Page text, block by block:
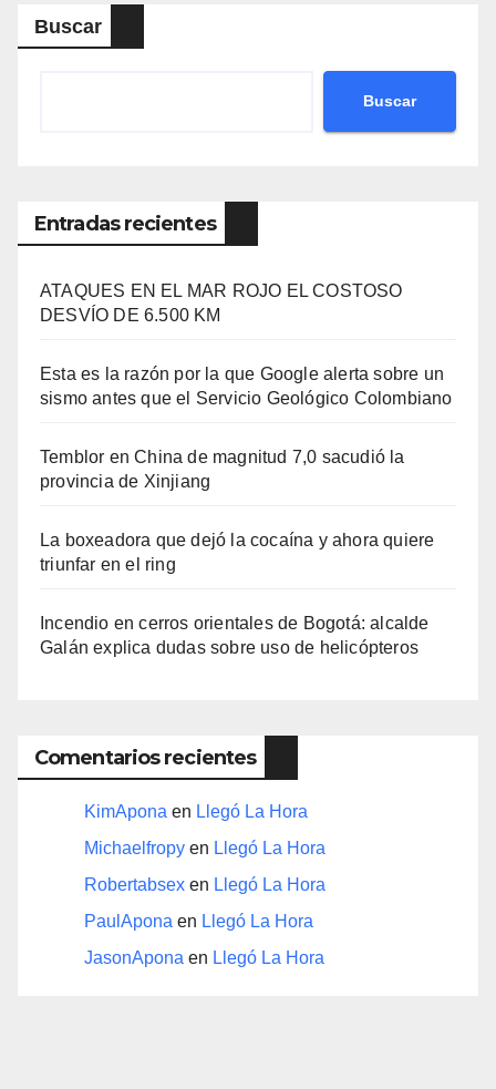
Buscar
Buscar
Entradas recientes
ATAQUES EN EL MAR ROJO EL COSTOSO
DESVÍO DE 6.500 KM
Esta es la razón por la que Google alerta sobre un
sismo antes que el Servicio Geológico Colombiano
Temblor en China de magnitud 7,0 sacudió la
provincia de Xinjiang
La boxeadora que dejó la cocaína y ahora quiere
triunfar en el ring​
Incendio en cerros orientales de Bogotá: alcalde
Galán explica dudas sobre uso de helicópteros
Comentarios recientes
KimApona en Llegó La Hora
Michaelfropy en Llegó La Hora
Robertabsex en Llegó La Hora
PaulApona en Llegó La Hora
JasonApona en Llegó La Hora